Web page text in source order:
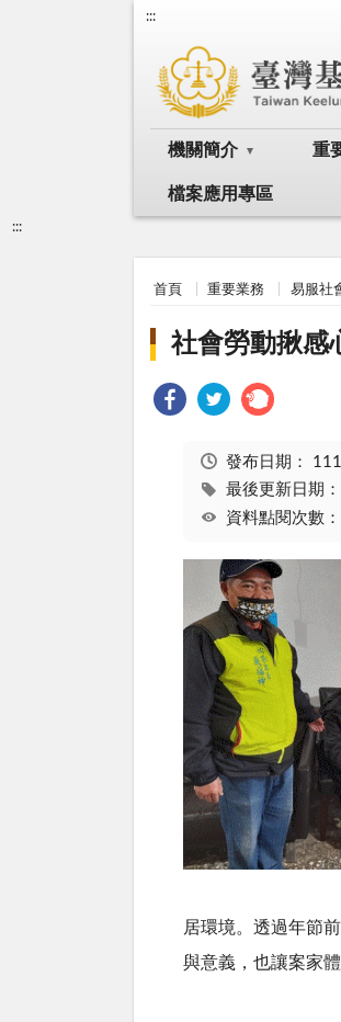
:::
機關簡介 重
檔案應用專區
:::
首頁 重要業務 易服社
社會勞動揪感
發布日期：
最後更新日期
資料點閱次數
居環境。透過年節
與意義，也讓案家